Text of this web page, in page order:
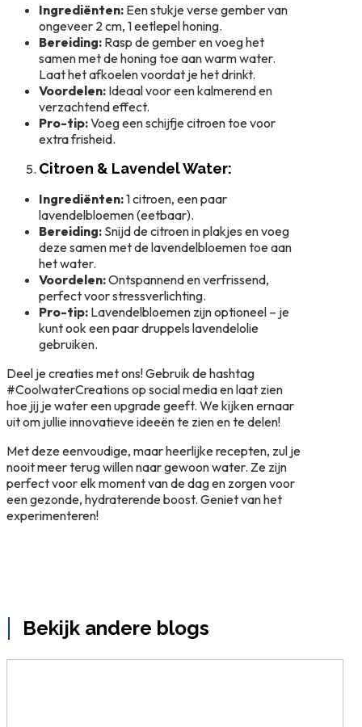
Ingrediënten: Een stukje verse gember van
ongeveer 2 cm, 1 eetlepel honing.
Bereiding: Rasp de gember en voeg het
samen met de honing toe aan warm water.
Laat het afkoelen voordat je het drinkt.
Voordelen: Ideaal voor een kalmerend en
verzachtend effect.
Pro-tip:Voeg een schijfje citroen toe voor
extra frisheid.
Citroen & Lavendel Water:
Ingrediënten:1 citroen, een paar
lavendelbloemen (eetbaar).
Bereiding: Snijd de citroen in plakjes en voeg
deze samen met de lavendelbloemen toe aan
het water.
Voordelen:Ontspannend en verfrissend,
perfect voor stressverlichting.
Pro-tip: Lavendelbloemen zijn optioneel – je
kunt ook een paar druppels lavendelolie
gebruiken.
Deel je creaties met ons! Gebruik de hashtag
#CoolwaterCreations op social media en laat zien
hoe jij je water een upgrade geeft. We kijken ernaar
uit om jullie innovatieve ideeën te zien en te delen!
Met deze eenvoudige, maar heerlijke recepten, zul je
nooit meer terug willen naar gewoon water. Ze zijn
perfect voor elk moment van de dag en zorgen voor
een gezonde, hydraterende boost. Geniet van het
experimenteren!
Bekijk andere blogs